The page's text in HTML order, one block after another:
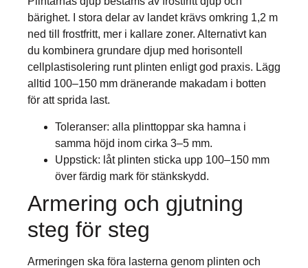
bärighet. I stora delar av landet krävs omkring 1,2 m
ned till frostfritt, mer i kallare zoner. Alternativt kan
du kombinera grundare djup med horisontell
cellplastisolering runt plinten enligt god praxis. Lägg
alltid 100–150 mm dränerande makadam i botten
för att sprida last.
Toleranser: alla plinttoppar ska hamna i
samma höjd inom cirka 3–5 mm.
Uppstick: låt plinten sticka upp 100–150 mm
över färdig mark för stänkskydd.
Armering och gjutning
steg för steg
Armeringen ska föra lasterna genom plinten och